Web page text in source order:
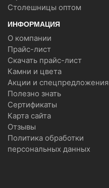
Столешницы оптом
ИНФОРМАЦИЯ
О компании
Прайс-лист
Скачать прайс-лист
Камни и цвета
Акции и спецпредложения
Полезно знать
Сертификаты
Карта сайта
Отзывы
Политика обработки
персональных данных